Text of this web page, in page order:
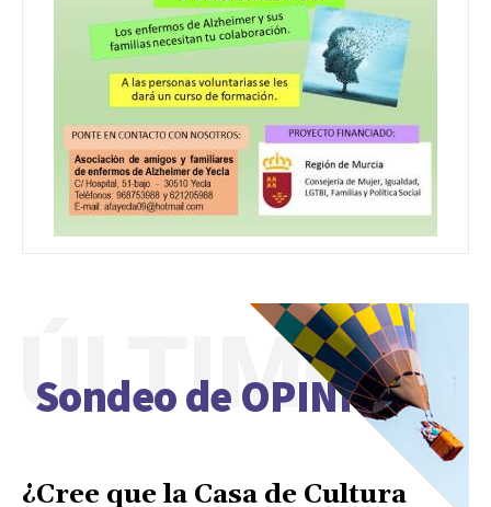
Sondeo de OPINIÓN
ÚLTIMO
¿Cree que la Casa de Cultura